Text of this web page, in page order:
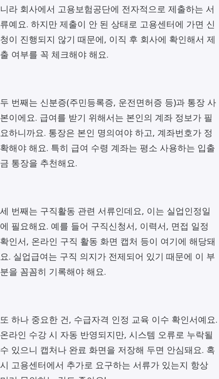
니라 회사에서 고용보험공단에 전자적으로 제출하는 서
류예요. 하지만 제출이 안 된 상태로 고용센터에 가면 신
청이 진행되지 않기 때문에, 이직 후 회사에 확인해서 제
출 여부를 꼭 체크해야 해요.
두 번째는 신분증(주민등록증, 운전면허증 등)과 통장 사
본이에요. 급여를 받기 위해서는 본인의 계좌 정보가 필
요하니까요. 통장은 본인 명의여야 하고, 계좌번호가 정
확해야 해요. 특히 급여 수령 계좌는 평소 사용하는 입출
금 통장을 추천해요.
세 번째는 구직활동 관련 서류인데요, 이는 실업인정일
에 필요해요. 예를 들어 구직신청서, 이력서, 면접 일정
확인서, 온라인 구직 활동 화면 캡처 등이 여기에 해당돼
요. 실업급여는 구직 의지가 전제되어 있기 때문에 이 부
분을 꼼꼼히 기록해야 해요.
또 하나 중요한 건, 수급자격 인정 교육 이수 확인서예요.
온라인 수강 시 자동 반영되지만, 시스템 오류로 누락될
수 있으니 캡처나 완료 화면을 저장해 두면 안심돼요. 혹
시 고용센터에서 추가로 요구하는 서류가 있는지 항상